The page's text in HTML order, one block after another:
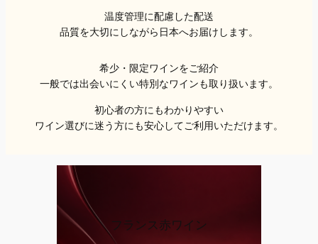
温度管理に配慮した配送
品質を大切にしながら日本へお届けします。
希少・限定ワインをご紹介
一般では出会いにくい特別なワインも取り扱います。
初心者の方にもわかりやすい
ワイン選びに迷う方にも安心してご利用いただけます。
フランス赤ワイン